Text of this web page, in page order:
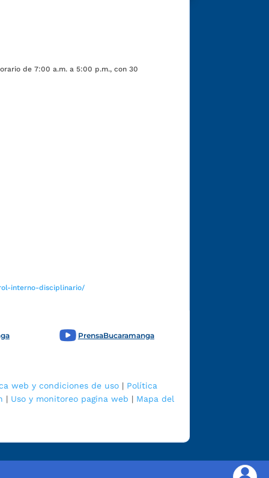
de 7:00 a.m. a 5:00 p.m., con 30
interno-disciplinario/
PrensaBucaramanga
web y condiciones de uso | Política
| Uso y monitoreo pagina web | Mapa del